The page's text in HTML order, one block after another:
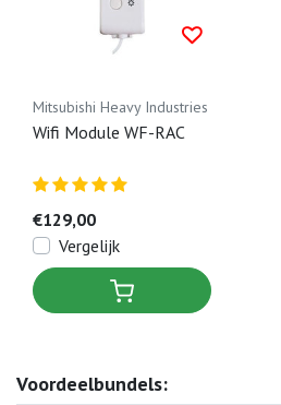
Mitsubishi Heavy Industries
Wifi Module WF-RAC
€129,00
Vergelijk
Voordeelbundels: